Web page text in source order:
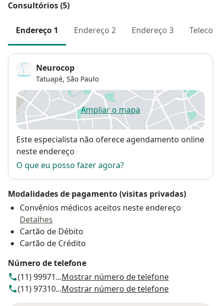
Consultórios (5)
Endereço 1 Endereço 2 Endereço 3
Neurocop
Tatuapé, São Paulo
Ampliar o mapaabre num novo separador
Disponibilidade
Este especialista não oferece agendamento online
neste endereço
O que eu posso fazer agora?
Modalidades de pagamento (visitas privadas)
Convênios médicos aceitos neste endereço
Detalhes
Cartão de Débito
Cartão de Crédito
Número de telefone
(11) 99971...Mostrar número de telefone
(11) 97310...Mostrar número de telefone